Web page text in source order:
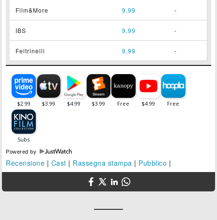
Film&More 9,99 -
IBS 9,99 -
Feltrinelli 9,99 -
Powered by
Recensione | Cast | Rassegna stampa | Pubblico |